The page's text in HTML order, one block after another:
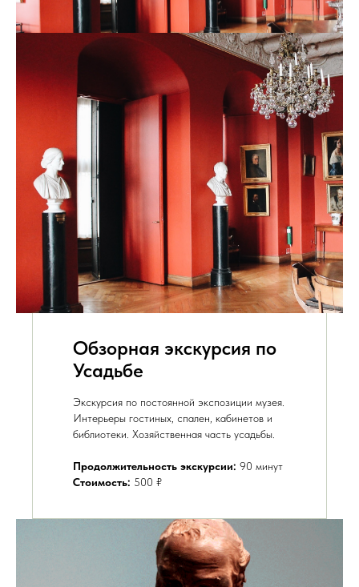
Обзорная экскурсия по
Усадьбе
Экскурсия по постоянной экспозиции музея.
Интерьеры гостиных, спален, кабинетов и
библиотеки. Хозяйственная часть усадьбы.
Продолжительность экскурсии: 90 минут
Стоимость: 500 ₽